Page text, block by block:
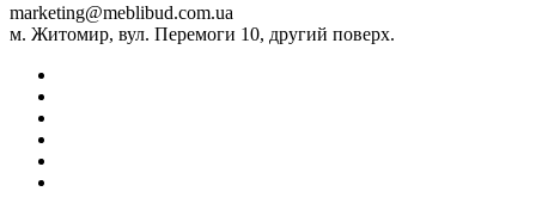
marketing@meblibud.com.ua
м. Житомир, вул. Перемоги 10, другий поверх.